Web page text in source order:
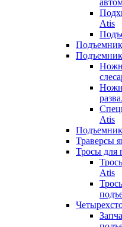
Atis
Atis
Траверсы
Тросы для
Atis